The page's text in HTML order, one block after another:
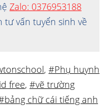
Zalo: 0376953188
vấn tuyển sinh về
, #Phụ huynh
free, #vẽ trường
chữ cái tiếng anh